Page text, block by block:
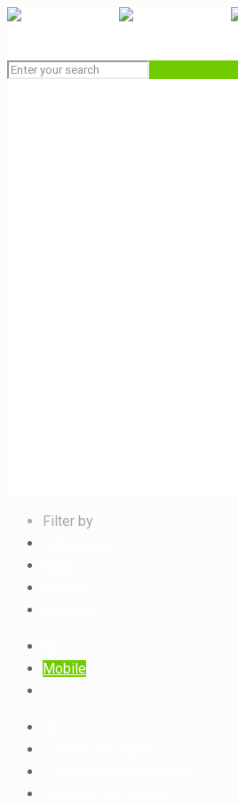
Filter by
Mobile